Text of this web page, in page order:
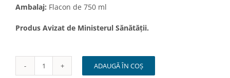
Ambalaj: Flacon de 750 ml
Produs Avizat de Ministerul Sănătății.
Cantitate
ADAUGĂ ÎN COȘ